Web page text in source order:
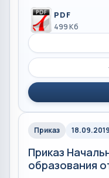
PDF
499 Кб
Приказ 18.09.2019
Приказ
образования